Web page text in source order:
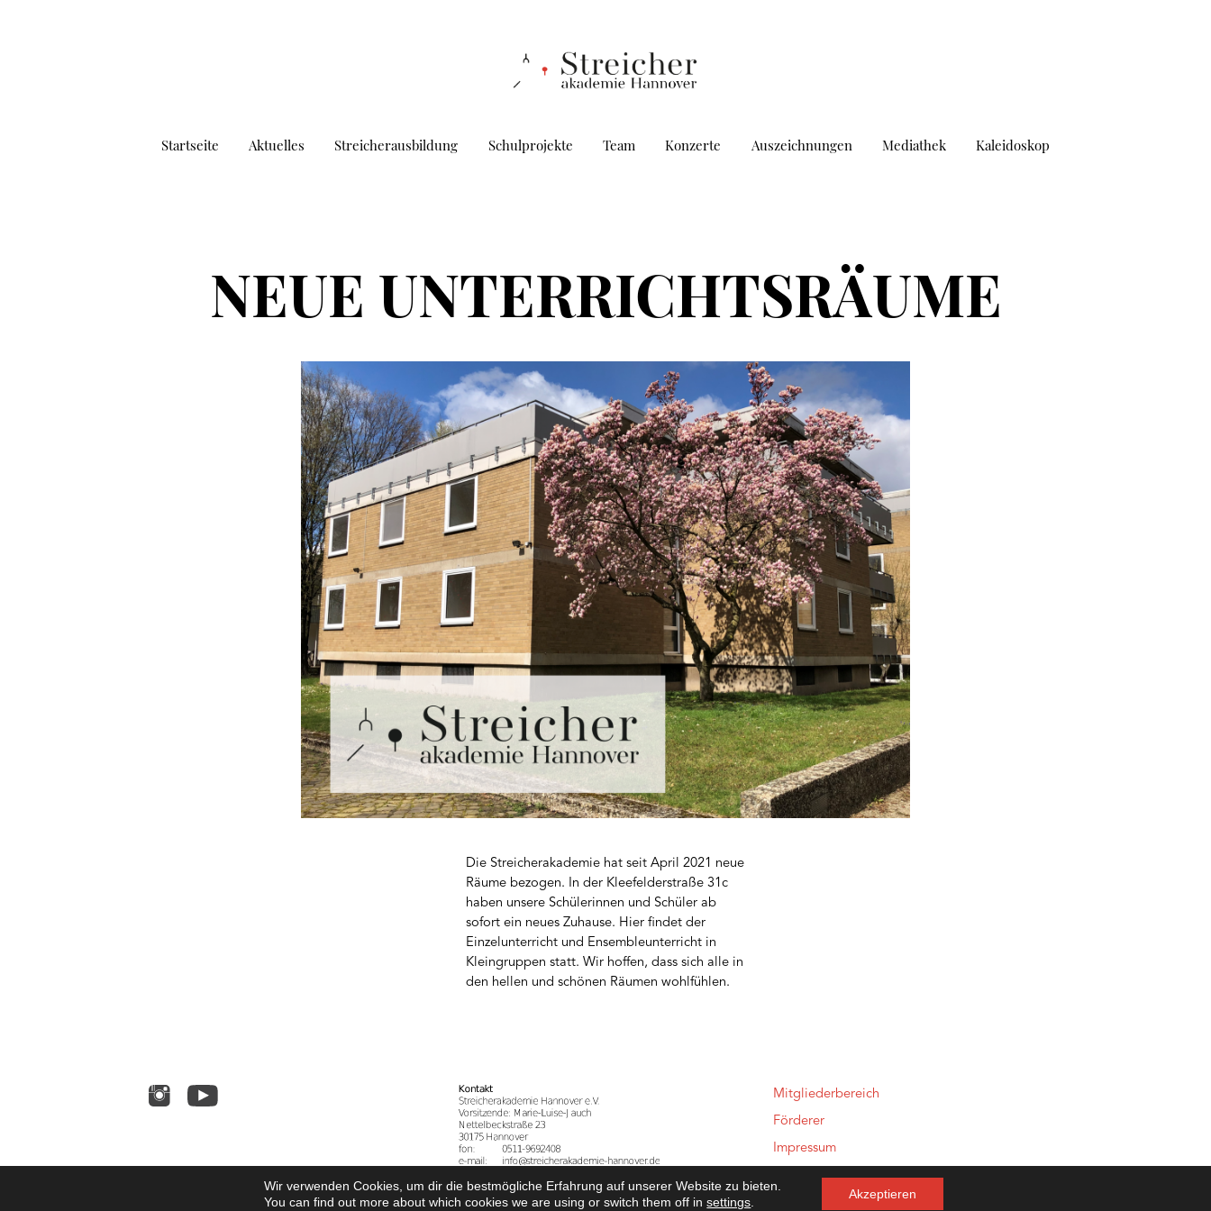
Startseite Aktuelles Streicherausbildung Schulprojekte Team Konzerte Auszeichnungen Mediathek Kaleidoskop
NEUE UNTERRICHTSRÄUME
Die Streicherakademie hat seit April 2021 neue
Räume bezogen. In der Kleefelderstraße 31c
haben unsere Schülerinnen und Schüler ab
sofort ein neues Zuhause. Hier findet der
Einzelunterricht und Ensembleunterricht in
Kleingruppen statt. Wir hoffen, dass sich alle in
den hellen und schönen Räumen wohlfühlen.
Mitgliederbereich
Förderer
Impressum
Datenschutzerklärung
Wir verwenden Cookies, um dir die bestmögliche Erfahrung auf unserer Website zu bieten.
You can find out more about which cookies we are using or switch them off insettings
Akzeptieren